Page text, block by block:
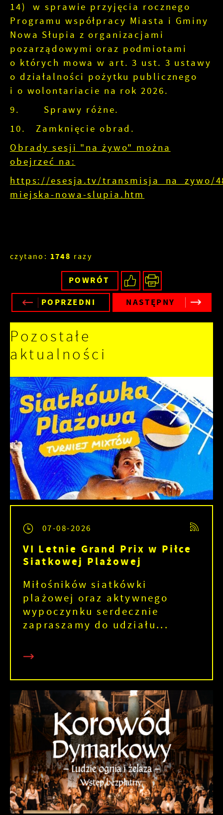
14) w sprawie przyjęcia rocznego
Programu współpracy Miasta i Gminy
Nowa Słupia z organizacjami
pozarządowymi oraz podmiotami
o których mowa w art. 3 ust. 3 ustawy
o działalności pożytku publicznego
i o wolontariacie na rok 2026.
9. Sprawy różne.
10. Zamknięcie obrad.
Obrady sesji "na żywo" można
obejrzeć na:
https://esesja.tv/transmisja_na_zywo/
miejska-nowa-slupia.htm
czytano: 1748 razy
POWRÓT
POPRZEDNI
NASTĘPNY
Pozostałe
aktualności
07-08-2026
VI Letnie Grand Prix w Piłce
Siatkowej Plażowej
Miłośników siatkówki
plażowej oraz aktywnego
wypoczynku serdecznie
zapraszamy do udziału...